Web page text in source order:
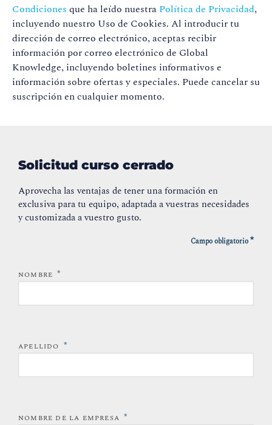
Condiciones que ha leído nuestra Política de Privacidad,
incluyendo nuestro Uso de Cookies. Al introducir tu
dirección de correo electrónico, aceptas recibir
información por correo electrónico de Global
Knowledge, incluyendo boletines informativos e
información sobre ofertas y especiales. Puede cancelar su
suscripción en cualquier momento.
Solicitud curso cerrado
Aprovecha las ventajas de tener una formación en
exclusiva para tu equipo, adaptada a vuestras necesidades
y customizada a vuestro gusto.
Campo obligatorio*
NOMBRE *
APELLIDO *
NOMBRE DE LA EMPRESA *